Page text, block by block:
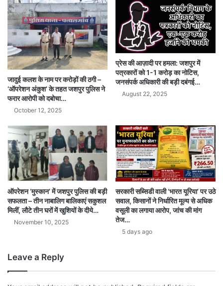
जादुई कलश के नाम पर करोड़ों की ठगी –
‘ऑपरेशन अंकुश’ के तहत जशपुर पुलिस ने
फरार आरोपी को दबोचा…
October 12, 2025
प्रेस की आज़ादी पर हमला: जशपुर में
पत्रकारों को 1-1 करोड़ का नोटिस,
जनसंपर्क अधिकारी की बड़ी दबंगई…
August 22, 2025
ऑपरेशन ‘मुस्कान’ में जशपुर पुलिस की बड़ी
सफलता – तीन नाबालिग बालिकाएं सकुशल
मिलीं, लौटे तीन घरों में खुशियों के दीये…
November 10, 2025
सरकारी सब्सिडी वाली ‘भारत यूरिया’ पर उठे
सवाल, किसानों ने निर्धारित मूल्य से अधिक
वसूली का लगाया आरोप, जांच की मांग
तेज…
5 days ago
Leave a Reply